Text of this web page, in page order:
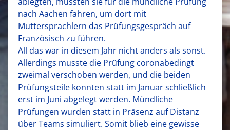
nach Aachen fahren, um dort mit
Muttersprachlern das Prüfungsgespräch auf
Französisch zu führen.
All das war in diesem Jahr nicht anders als sonst.
Allerdings musste die Prüfung coronabedingt
zweimal verschoben werden, und die beiden
Prüfungsteile konnten statt im Januar schließlich
erst im Juni abgelegt werden. Mündliche
Prüfungen wurden statt in Präsenz auf Distanz
über Teams simuliert. Somit blieb eine gewisse